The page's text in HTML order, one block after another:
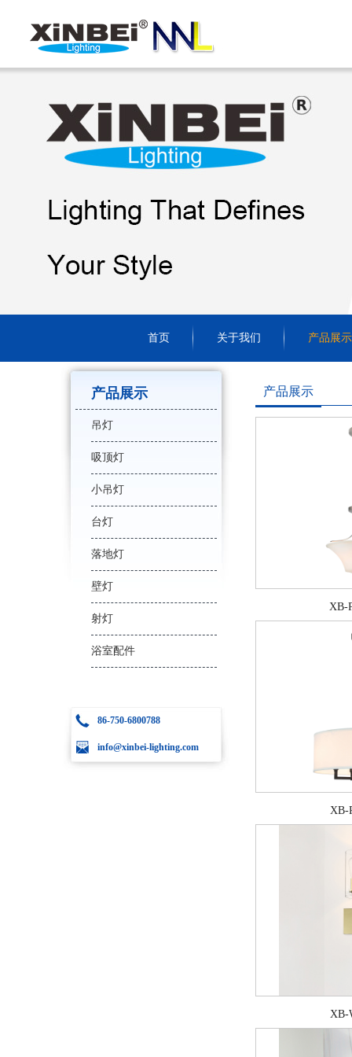
首页 关于我们 产品展示
产品展示
吊灯
吸顶灯
小吊灯
台灯
落地灯
壁灯
射灯
浴室配件
86-750-6800788
info@xinbei-lighting.com
产品展示
XB-
XB-
XB-